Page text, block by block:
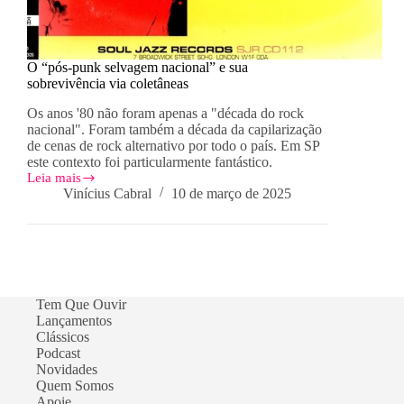
O “pós-punk selvagem nacional” e sua
sobrevivência via coletâneas
Os anos '80 não foram apenas a "década do rock
nacional". Foram também a década da capilarização
de cenas de rock alternativo por todo o país. Em SP
este contexto foi particularmente fantástico.
Leia mais
O
via
coletâneas
Vinícius Cabral 10 de março de 2025
Tem Que Ouvir
Lançamentos
Clássicos
Podcast
Novidades
Quem Somos